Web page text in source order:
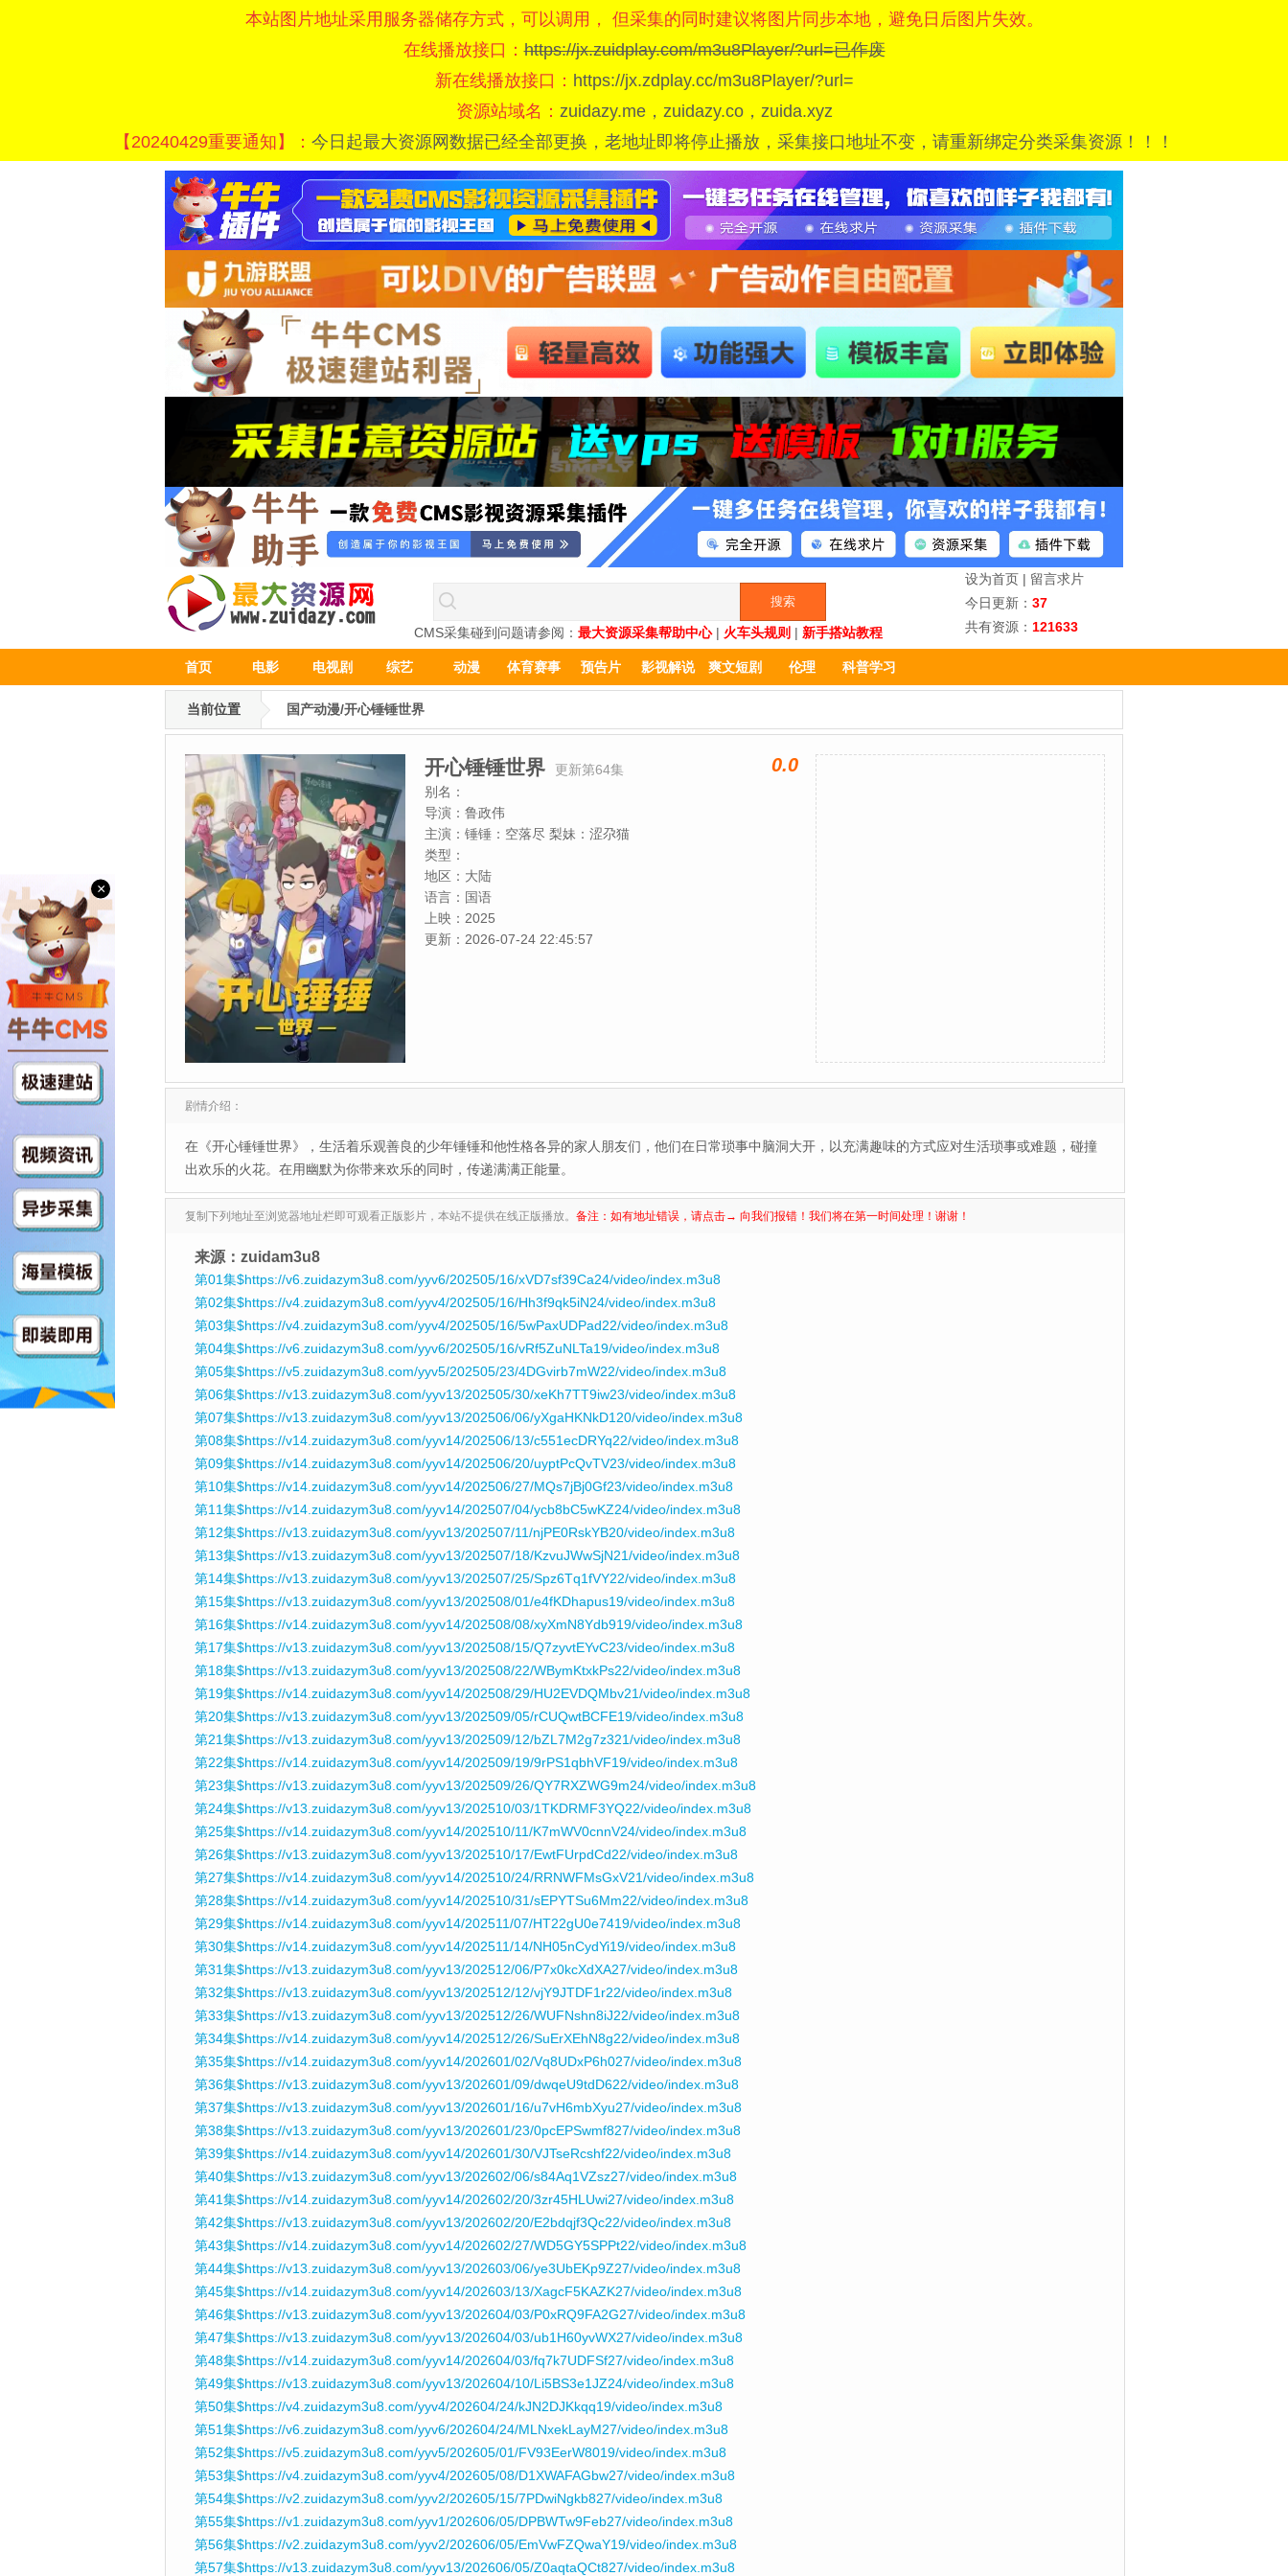
本站图片地址采用服务器储存方式，可以调用， 但采集的同时建议将图片同步本地，避免日后图片失效。
在线播放接口：https://jx.zuidplay.com/m3u8Player/?url=已作废
新在线播放接口： https://jx.zdplay.cc/m3u8Player/?url=
资源站域名： zuidazy.me，zuidazy.co，zuida.xyz
【20240429重要通知】： 今日起最大资源网数据已经全部更换，老地址即将停止播放，采集接口地址不变，请重新绑定分类采集资源！！！
CMS采集碰到问题请参阅： 最大资源采集帮助中心| 火车头规则 | 新手搭站教程
设为首页 | 留言求片
今日更新： 37
共有资源： 121633
首页 电影 电视剧 综艺 动漫 体育赛事 预告片 影视解说 爽文短剧 伦理 科普学习
当前位置 国产动漫/开心锤锤世界
开心锤锤世界 更新第64集 0.0
别名：
导演： 鲁政伟
主演： 锤锤：空落尽 梨妹：涩尕猫
类型：
地区： 大陆
语言： 国语
上映： 2025
更新： 2026-07-24 22:45:57
剧情介绍：
在《开心锤锤世界》，生活着乐观善良的少年锤锤和他性格各异的家人朋友们，他们在日常琐事中脑洞大开，以充满趣味的方式应对生活琐事或难题，碰撞
出欢乐的火花。在用幽默为你带来欢乐的同时，传递满满正能量。
复制下列地址至浏览器地址栏即可观看正版影片，本站不提供在线正版播放。 备注：如有地址错误，请点击→ 向我们报错！我们将在第一时间处理！谢谢！
来源：zuidam3u8
第01集$https://v6.zuidazym3u8.com/yyv6/202505/16/xVD7sf39Ca24/video/index.m3u8
第02集$https://v4.zuidazym3u8.com/yyv4/202505/16/Hh3f9qk5iN24/video/index.m3u8
第03集$https://v4.zuidazym3u8.com/yyv4/202505/16/5wPaxUDPad22/video/index.m3u8
第04集$https://v6.zuidazym3u8.com/yyv6/202505/16/vRf5ZuNLTa19/video/index.m3u8
第05集$https://v5.zuidazym3u8.com/yyv5/202505/23/4DGvirb7mW22/video/index.m3u8
第06集$https://v13.zuidazym3u8.com/yyv13/202505/30/xeKh7TT9iw23/video/index.m3u8
第07集$https://v13.zuidazym3u8.com/yyv13/202506/06/yXgaHKNkD120/video/index.m3u8
第08集$https://v14.zuidazym3u8.com/yyv14/202506/13/c551ecDRYq22/video/index.m3u8
第09集$https://v14.zuidazym3u8.com/yyv14/202506/20/uyptPcQvTV23/video/index.m3u8
第10集$https://v14.zuidazym3u8.com/yyv14/202506/27/MQs7jBj0Gf23/video/index.m3u8
第11集$https://v14.zuidazym3u8.com/yyv14/202507/04/ycb8bC5wKZ24/video/index.m3u8
第12集$https://v13.zuidazym3u8.com/yyv13/202507/11/njPE0RskYB20/video/index.m3u8
第13集$https://v13.zuidazym3u8.com/yyv13/202507/18/KzvuJWwSjN21/video/index.m3u8
第14集$https://v13.zuidazym3u8.com/yyv13/202507/25/Spz6Tq1fVY22/video/index.m3u8
第15集$https://v13.zuidazym3u8.com/yyv13/202508/01/e4fKDhapus19/video/index.m3u8
第16集$https://v14.zuidazym3u8.com/yyv14/202508/08/xyXmN8Ydb919/video/index.m3u8
第17集$https://v13.zuidazym3u8.com/yyv13/202508/15/Q7zyvtEYvC23/video/index.m3u8
第18集$https://v13.zuidazym3u8.com/yyv13/202508/22/WBymKtxkPs22/video/index.m3u8
第19集$https://v14.zuidazym3u8.com/yyv14/202508/29/HU2EVDQMbv21/video/index.m3u8
第20集$https://v13.zuidazym3u8.com/yyv13/202509/05/rCUQwtBCFE19/video/index.m3u8
第21集$https://v13.zuidazym3u8.com/yyv13/202509/12/bZL7M2g7z321/video/index.m3u8
第22集$https://v14.zuidazym3u8.com/yyv14/202509/19/9rPS1qbhVF19/video/index.m3u8
第23集$https://v13.zuidazym3u8.com/yyv13/202509/26/QY7RXZWG9m24/video/index.m3u8
第24集$https://v13.zuidazym3u8.com/yyv13/202510/03/1TKDRMF3YQ22/video/index.m3u8
第25集$https://v14.zuidazym3u8.com/yyv14/202510/11/K7mWV0cnnV24/video/index.m3u8
第26集$https://v13.zuidazym3u8.com/yyv13/202510/17/EwtFUrpdCd22/video/index.m3u8
第27集$https://v14.zuidazym3u8.com/yyv14/202510/24/RRNWFMsGxV21/video/index.m3u8
第28集$https://v14.zuidazym3u8.com/yyv14/202510/31/sEPYTSu6Mm22/video/index.m3u8
第29集$https://v14.zuidazym3u8.com/yyv14/202511/07/HT22gU0e7419/video/index.m3u8
第30集$https://v14.zuidazym3u8.com/yyv14/202511/14/NH05nCydYi19/video/index.m3u8
第31集$https://v13.zuidazym3u8.com/yyv13/202512/06/P7x0kcXdXA27/video/index.m3u8
第32集$https://v13.zuidazym3u8.com/yyv13/202512/12/vjY9JTDF1r22/video/index.m3u8
第33集$https://v13.zuidazym3u8.com/yyv13/202512/26/WUFNshn8iJ22/video/index.m3u8
第34集$https://v14.zuidazym3u8.com/yyv14/202512/26/SuErXEhN8g22/video/index.m3u8
第35集$https://v14.zuidazym3u8.com/yyv14/202601/02/Vq8UDxP6h027/video/index.m3u8
第36集$https://v13.zuidazym3u8.com/yyv13/202601/09/dwqeU9tdD622/video/index.m3u8
第37集$https://v13.zuidazym3u8.com/yyv13/202601/16/u7vH6mbXyu27/video/index.m3u8
第38集$https://v13.zuidazym3u8.com/yyv13/202601/23/0pcEPSwmf827/video/index.m3u8
第39集$https://v14.zuidazym3u8.com/yyv14/202601/30/VJTseRcshf22/video/index.m3u8
第40集$https://v13.zuidazym3u8.com/yyv13/202602/06/s84Aq1VZsz27/video/index.m3u8
第41集$https://v14.zuidazym3u8.com/yyv14/202602/20/3zr45HLUwi27/video/index.m3u8
第42集$https://v13.zuidazym3u8.com/yyv13/202602/20/E2bdqjf3Qc22/video/index.m3u8
第43集$https://v14.zuidazym3u8.com/yyv14/202602/27/WD5GY5SPPt22/video/index.m3u8
第44集$https://v13.zuidazym3u8.com/yyv13/202603/06/ye3UbEKp9Z27/video/index.m3u8
第45集$https://v14.zuidazym3u8.com/yyv14/202603/13/XagcF5KAZK27/video/index.m3u8
第46集$https://v13.zuidazym3u8.com/yyv13/202604/03/P0xRQ9FA2G27/video/index.m3u8
第47集$https://v13.zuidazym3u8.com/yyv13/202604/03/ub1H60yvWX27/video/index.m3u8
第48集$https://v14.zuidazym3u8.com/yyv14/202604/03/fq7k7UDFSf27/video/index.m3u8
第49集$https://v13.zuidazym3u8.com/yyv13/202604/10/Li5BS3e1JZ24/video/index.m3u8
第50集$https://v4.zuidazym3u8.com/yyv4/202604/24/kJN2DJKkqq19/video/index.m3u8
第51集$https://v6.zuidazym3u8.com/yyv6/202604/24/MLNxekLayM27/video/index.m3u8
第52集$https://v5.zuidazym3u8.com/yyv5/202605/01/FV93EerW8019/video/index.m3u8
第53集$https://v4.zuidazym3u8.com/yyv4/202605/08/D1XWAFAGbw27/video/index.m3u8
第54集$https://v2.zuidazym3u8.com/yyv2/202605/15/7PDwiNgkb827/video/index.m3u8
第55集$https://v1.zuidazym3u8.com/yyv1/202606/05/DPBWTw9Feb27/video/index.m3u8
第56集$https://v2.zuidazym3u8.com/yyv2/202606/05/EmVwFZQwaY19/video/index.m3u8
第57集$https://v13.zuidazym3u8.com/yyv13/202606/05/Z0aqtaQCt827/video/index.m3u8
×